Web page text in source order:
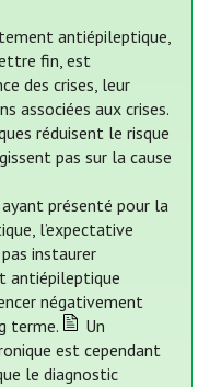
antiépileptique,
fin, est
des crises, leur
associées aux crises.
réduisent le risque
pas sur la cause
présenté pour la
l’expectative
instaurer
antiépileptique
négativement
terme.
Un
est cependant
le diagnostic